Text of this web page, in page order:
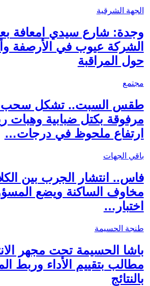
الجهة الشرقية
وجدة: شارع سيدي امعافة
الشركة عيوب في الأرصفة
حول المراقبة
مجتمع
طقس السبت.. تشكل سحب
مرفوقة بكتل ضبابية وهبات
ارتفاع ملحوظ في درجات…
باقي الجهات
فاس.. انتشار الجرب بين
مخاوف الساكنة ويضع
اختبار…
طنجة الحسيمة
باشا الحسيمة تحت مجهر
مطالب بتقييم الأداء وربط
بالنتائج